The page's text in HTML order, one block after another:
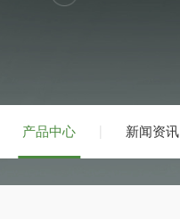
产品中心 新闻资讯